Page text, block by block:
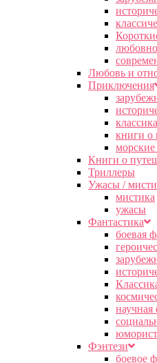
Любовь и
Приключения
книги о
Книги о
Триллеры
Ужасы /
мистика
ужасы
Фантастика
боевая
научная
Фэнтези
боевое